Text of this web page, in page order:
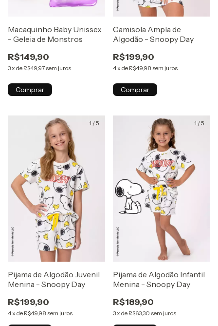
Macaquinho Baby Unissex
- Geleia de Monstros
R$149,90
3x de R$49,97 sem juros
Comprar
Camisola Ampla de
Algodão - Snoopy Day
R$199,90
4x de R$49,98 sem juros
Comprar
1 /5
Pijama de Algodão Juvenil
Menina - Snoopy Day
R$199,90
4x de R$49,98 sem juros
1 /5
Pijama de Algodão Infantil
Menina - Snoopy Day
R$189,90
3x de R$63,30 sem juros